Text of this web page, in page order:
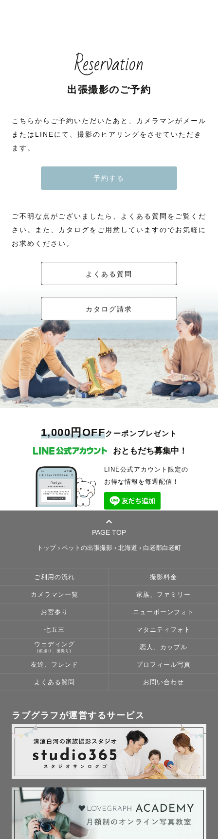
Reservation
出張撮影のご予約
こちらからご予約いただいたあと、カメラマンがメール
またはLINEにて、撮影のヒアリングをさせていただき
ます。
予約する
ご不明な点がございましたら、よくある質問をご覧くだ
さい。また、カタログをご用意していますのでお気軽に
お求めください。
よくある質問
カタログ請求
1,000円OFFクーポンプレゼント
おともだち募集中！
LINE公式アカウント限定の
お得な情報を毎週配信！
PAGE TOP
トップ › ペットの出張撮影 › 北海道 › 白老郡白老町
ご利用の流れ 撮影料金
カメラマン一覧 家族、ファミリー
お宮参り ニューボーンフォト
七五三 マタニティフォト
ウェディング
(前撮り、後撮り)
恋人、カップル
友達、フレンド プロフィール写真
よくある質問 お問い合わせ
ラブグラフが運営するサービス